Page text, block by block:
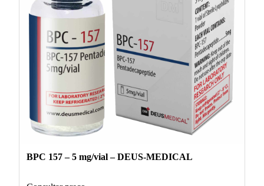
BPC 157 – 5 mg/vial – DEUS-MEDICAL